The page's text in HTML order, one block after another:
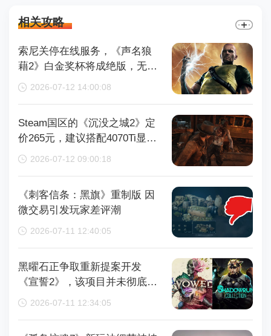
相关攻略
索尼关停在线服务，《声名狼
藉2》白金奖杯将成绝版，无法
再获取
2026-07-12 14:00:08
Steam国区的《沉没之城2》定
价265元，建议搭配4070Ti显卡
以获得较好体验
2026-07-12 09:00:18
《刺客信条：黑旗》重制版 因
微交易引发玩家差评潮
2026-07-11 12:40:05
黑曜石正争取重新提案开发
《宣誓2》，该项目并未彻底取
消
2026-07-11 12:34:05